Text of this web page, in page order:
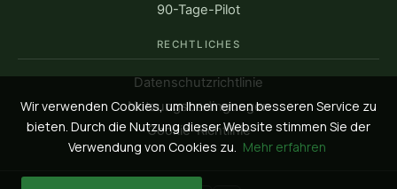
90-Tage-Pilot
RECHTLICHES
Datenschutzrichtlinie
Nutzungsbedingungen
Cookie-Richtlinie
Wir verwenden Cookies, um Ihnen einen besseren Service zu
bieten. Durch die Nutzung dieser Website stimmen Sie der
Verwendung von Cookies zu. Mehr erfahren